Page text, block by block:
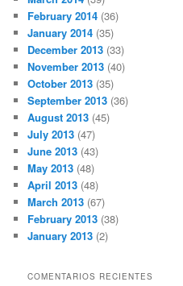
February 2014 (36)
January 2014 (35)
December 2013 (33)
November 2013 (40)
October 2013 (35)
September 2013 (36)
August 2013 (45)
July 2013 (47)
June 2013 (43)
May 2013 (48)
April 2013 (48)
March 2013 (67)
February 2013 (38)
January 2013 (2)
COMENTARIOS RECIENTES